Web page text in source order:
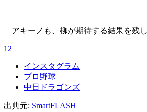
アキーノも、柳が期待する結果を残
1 2
インスタグラム
プロ野球
中日ドラゴンズ
出典元: SmartFLASH